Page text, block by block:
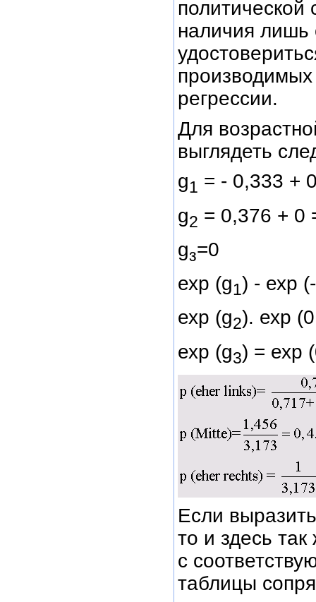
наличия лишь
регрессии.
Для
выглядеть
g1 = - 0,333 +
g2 = 0,376 + 0
gз=0
ехр (g1) - ехр
ехр (g2). ехр
ехр (g3) = ехр
Если
то и здесь
с
таблицы